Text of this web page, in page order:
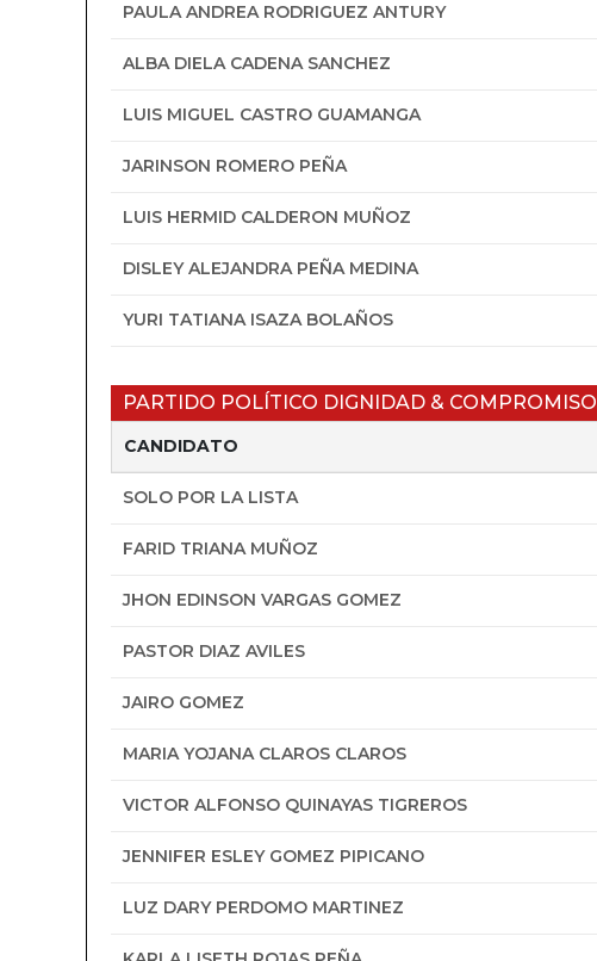
PAULA ANDREA RODRIGUEZ ANTURY
ALBA DIELA CADENA SANCHEZ
LUIS MIGUEL CASTRO GUAMANGA
JARINSON ROMERO PEÑA
LUIS HERMID CALDERON MUÑOZ
DISLEY ALEJANDRA PEÑA MEDINA
YURI TATIANA ISAZA BOLAÑOS
PARTIDO POLÍTICO DIGNIDAD & COMPROMISO
CANDIDATO
SOLO POR LA LISTA
FARID TRIANA MUÑOZ
JHON EDINSON VARGAS GOMEZ
PASTOR DIAZ AVILES
JAIRO GOMEZ
MARIA YOJANA CLAROS CLAROS
VICTOR ALFONSO QUINAYAS TIGREROS
JENNIFER ESLEY GOMEZ PIPICANO
LUZ DARY PERDOMO MARTINEZ